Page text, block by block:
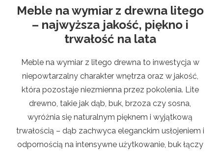
Meble na wymiar z drewna litego
– najwyższa jakość, piękno i
trwałość na lata
Meble na wymiar z litego drewna to inwestycja w
niepowtarzalny charakter wnętrza oraz w jakość,
która pozostaje niezmienna przez pokolenia. Lite
drewno, takie jak dąb, buk, brzoza czy sosna,
wyróżnia się naturalnym pięknem i wyjątkową
trwałością – dąb zachwyca eleganckim usłojeniem i
odpornością na intensywne użytkowanie, buk łączy